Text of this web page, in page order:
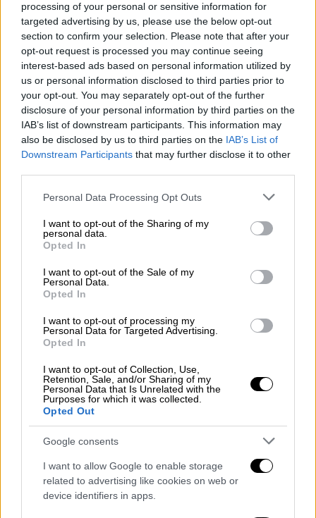
processing of your personal or sensitive information for
targeted advertising by us, please use the below opt-out
section to confirm your selection. Please note that after your
opt-out request is processed you may continue seeing
interest-based ads based on personal information utilized by
us or personal information disclosed to third parties prior to
your opt-out. You may separately opt-out of the further
disclosure of your personal information by third parties on the
IAB’s list of downstream participants. This information may
also be disclosed by us to third parties on the IAB’s List of
Downstream Participants that may further disclose it to other
Please note that this website/app uses one or more Google
not limited to your visit or usage behaviour. You may click to
grant or deny consent to Google and its third-party tags to
use your data for below specified purposes in below Google
consent section.
Personal Data Processing Opt Outs
I want to opt-out of the Sharing of my
personal data.
Opted In
I want to opt-out of the Sale of my
Personal Data.
Opted In
I want to opt-out of processing my
Personal Data for Targeted Advertising.
Opted In
I want to opt-out of Collection, Use,
Retention, Sale, and/or Sharing of my
Personal Data that Is Unrelated with the
Purposes for which it was collected.
Opted Out
Google consents
I want to allow Google to enable storage
related to advertising like cookies on web or
device identifiers in apps.
νέας εκπομπής της Νάνσυς
Ζαμπέτογλου και του Θανάση
Αναγνωστόπουλου στον ΣΚΑΪ
Ο καλός σκοπός
Το «Extreme Makeover: Home Edition» δεν
είναι απλώς μία ανακαίνιση,είναι μία νέα
αρχή!
Δημήτρης Μεντές, αρχιτέκτονας, Εύα
Παπασπύρου, αρχιτέκτονας μηχανικός,
Ειρήνη Πολυχρονίου, πολιτικός μηχανικός
και Μάριος Γκρόγκος, σχεδιαστής κήπων,
συνεχίζουν τα γυρίσματα του «Extreme
Makeover: Home Edition», μεταμορφώνοντας
ολοκληρωτικά σπίτια και αλλάζοντας
κατοικούν μέσα σε αυτά.
video